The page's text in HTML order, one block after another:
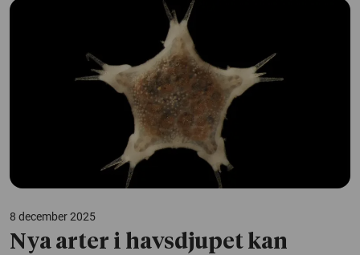
8 december 2025
Nya arter i havsdjupet kan